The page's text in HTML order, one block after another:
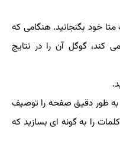
خود بگنجانید. هنگامی که
گوگل آن را در نتایج
به طور دقیق صفحه را توصیف
را به گونه ای بسازید که